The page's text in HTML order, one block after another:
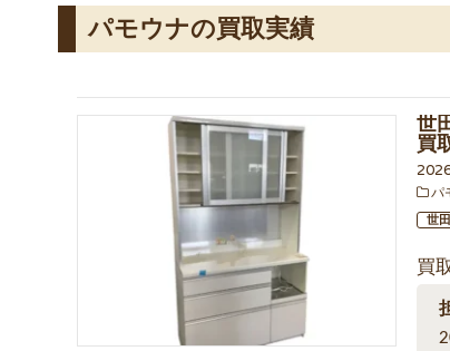
パモウナの買取実績
世
買
パ
世
買